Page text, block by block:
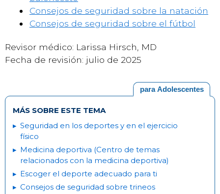
Consejos de seguridad sobre la natación
Consejos de seguridad sobre el fútbol
Revisor médico: Larissa Hirsch, MD
Fecha de revisión: julio de 2025
para Adolescentes
MÁS SOBRE ESTE TEMA
Seguridad en los deportes y en el ejercicio
físico
Medicina deportiva (Centro de temas
relacionados con la medicina deportiva)
Escoger el deporte adecuado para ti
Consejos de seguridad sobre trineos